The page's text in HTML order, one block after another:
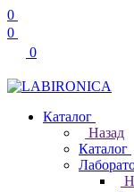
0
0
0
Каталог
Назад
Каталог